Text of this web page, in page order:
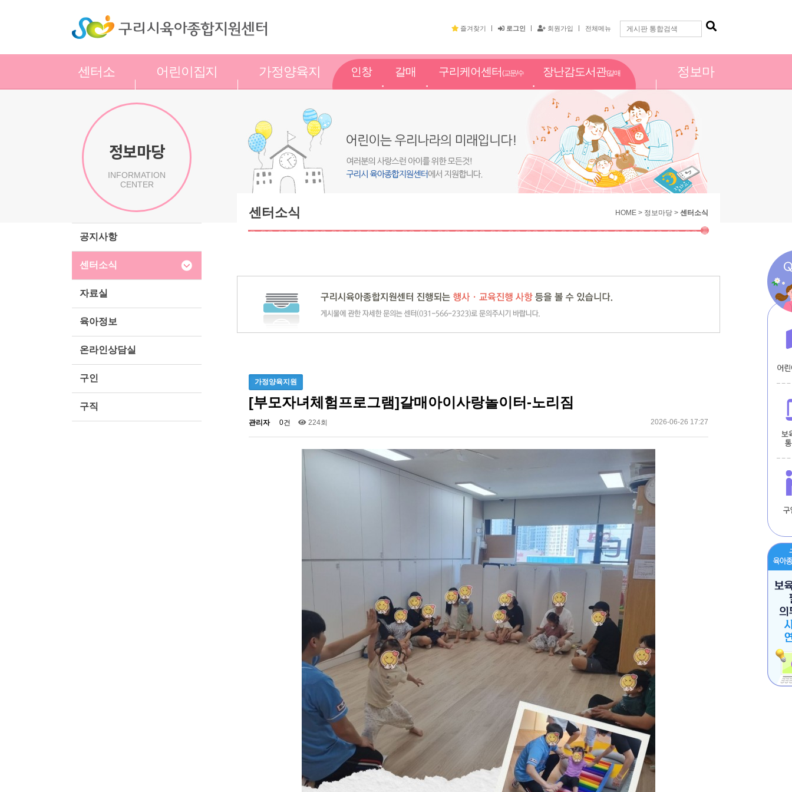
즐겨찾기 로그인 회원가입 전체메뉴
센터소
어린이집지
가정양육지
인창 갈매 구리케어센터 (교문/수 장난감도서관(갈매
정보마
정보마당
INFORMATION
CENTER
공지사항
센터소식
자료실
육아정보
온라인상담실
구인
구직
센터소식 HOME > 정보마당 > 센터소식
가정양육지원
[부모자녀체험프로그램]갈매아이사랑놀이터-노리짐
관리자 0건 224회 2026-06-26 17:27